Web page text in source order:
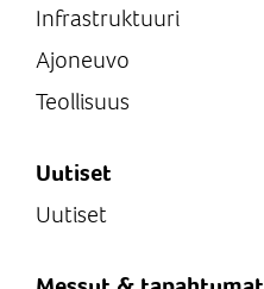
Infrastruktuuri
Ajoneuvo
Teollisuus
Uutiset
Uutiset